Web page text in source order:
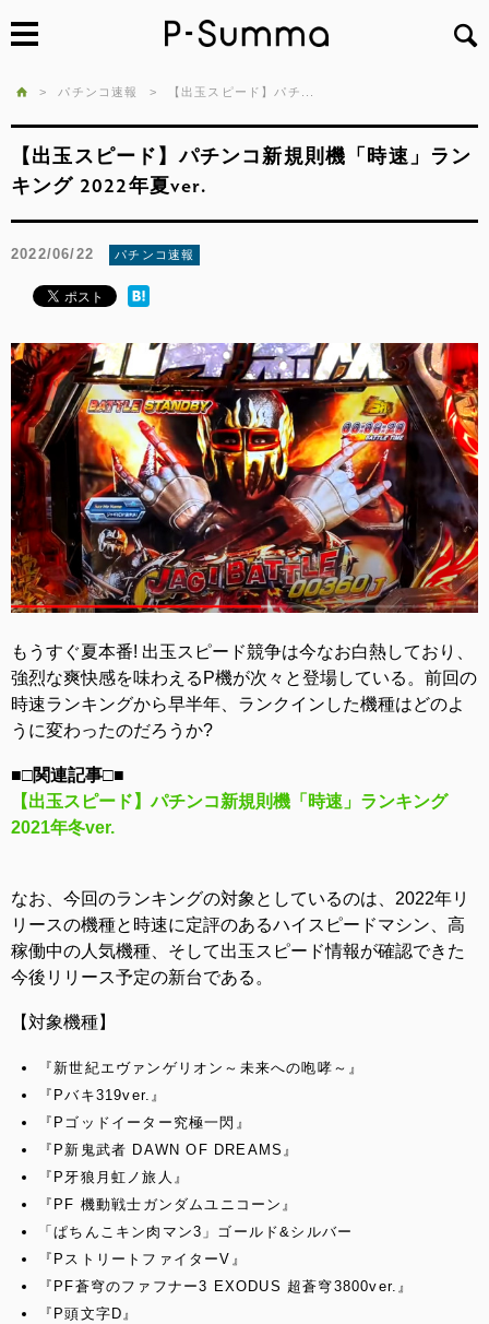
> パチンコ速報 > 【出玉スピード】パチ...
【出玉スピード】パチンコ新規則機「時速」ラン
キング 2022年夏ver.
2022/06/22 パチンコ速報
もうすぐ夏本番! 出玉スピード競争は今なお白熱しており、
強烈な爽快感を味わえるP機が次々と登場している。前回の
時速ランキングから早半年、ランクインした機種はどのよ
うに変わったのだろうか?
■□関連記事□■
【出玉スピード】パチンコ新規則機「時速」ランキング
2021年冬ver.
なお、今回のランキングの対象としているのは、2022年リ
リースの機種と時速に定評のあるハイスピードマシン、高
稼働中の人気機種、そして出玉スピード情報が確認できた
今後リリース予定の新台である。
【対象機種】
『新世紀エヴァンゲリオン～未来への咆哮～』
『Pバキ319ver.』
『Pゴッドイーター究極一閃』
『P新鬼武者 DAWN OF DREAMS』
『P牙狼月虹ノ旅人』
『PF 機動戦士ガンダムユニコーン』
「ぱちんこキン肉マン3」ゴールド&シルバー
『PストリートファイターV』
『PF蒼穹のファフナー3 EXODUS 超蒼穹3800ver.』
『P頭文字D』